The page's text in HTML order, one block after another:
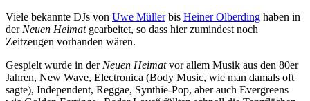
Viele bekannte DJs von Uwe Müllerbis Heiner Olberding haben in
der Neuen Heimatgearbeitet, so dass hier zumindest noch
Zeitzeugen vorhanden wären.
Gespielt wurde in der Neuen Heimatvor allem Musik aus den 80er
Jahren, New Wave, Electronica (Body Music, wie man damals oft
sagte), Independent, Reggae, Synthie-Pop, aber auch Evergreens